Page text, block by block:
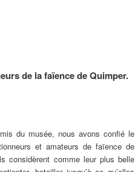
de la faïence de Quimper.
du musée, nous avons confié le
et amateurs de faïence de
considèrent comme leur plus belle